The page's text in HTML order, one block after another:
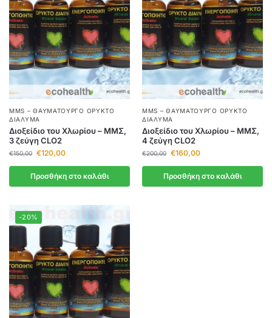
MMS – ΘΑΥΜΑΤΟΥΡΓΌ ΟΡΥΚΤΌ
ΔΙΆΛΥΜΑ
Διοξείδιο του Χλωρίου – ΜΜΣ,
3 ζεύγη CLO2
€150,00 €120,00
Προσθήκη στο καλάθι
MMS – ΘΑΥΜΑΤΟΥΡΓΌ ΟΡΥΚΤΌ
ΔΙΆΛΥΜΑ
Διοξείδιο του Χλωρίου – ΜΜΣ,
4 ζεύγη CLO2
€200,00 €160,00
Προσθήκη στο καλάθι
-20%